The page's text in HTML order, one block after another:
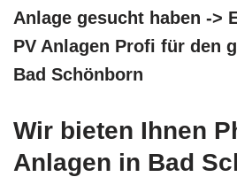
Anlage gesucht haben ->
PV Anlagen Profi für den
Bad Schönborn
Wir bieten Ihnen
Anlagen in Bad